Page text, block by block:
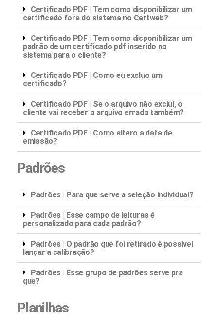
Certificado PDF | Tem como disponibilizar um
certificado fora do sistema no Certweb?
Certificado PDF | Tem como disponibilizar um
padrão de um certificado pdf inserido no
sistema para o cliente?
Certificado PDF | Como eu excluo um
certificado?
Certificado PDF | Se o arquivo não exclui, o
cliente vai receber o arquivo errado também?
Certificado PDF | Como altero a data de
emissão?
Padrões
Padrões | Para que serve a seleção individual?
Padrões | Esse campo de leituras é
personalizado para cada padrão?
Padrões | O padrão que foi retirado é possível
lançar a calibração?
Padrões | Esse grupo de padrões serve pra
que?
Planilhas